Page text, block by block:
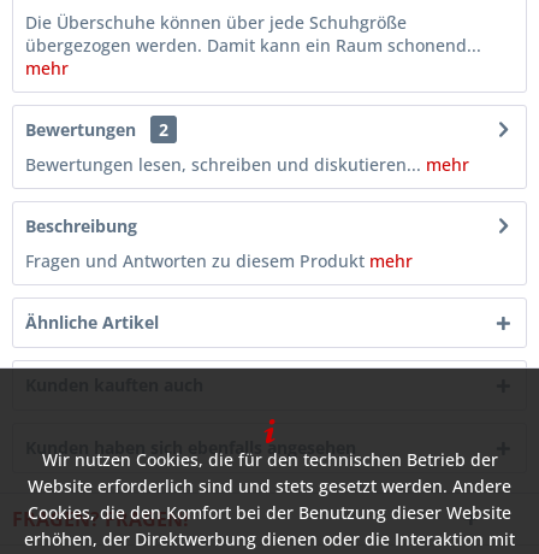
Die Überschuhe können über jede Schuhgröße
übergezogen werden. Damit kann ein Raum schonend...
mehr
Bewertungen
2
Bewertungen lesen, schreiben und diskutieren... mehr
Beschreibung
Fragen und Antworten zu diesem Produkt mehr
Ähnliche Artikel
Kunden haben sich ebenfalls angesehen
FRAGEN? FRAGEN!
Wir nutzen Cookies, die für den technischen Betrieb der
Website erforderlich sind und stets gesetzt werden. Andere
Cookies, die den Komfort bei der Benutzung dieser Website
erhöhen, der Direktwerbung dienen oder die Interaktion mit